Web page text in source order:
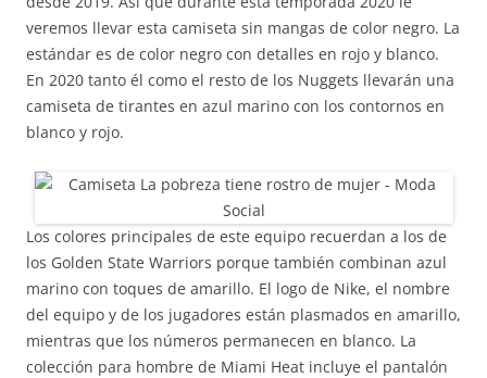
veremos llevar esta camiseta sin mangas de color negro. La
estándar es de color negro con detalles en rojo y blanco.
En 2020 tanto él como el resto de los Nuggets llevarán una
camiseta de tirantes en azul marino con los contornos en
blanco y rojo.
Los colores principales de este equipo recuerdan a los de
los Golden State Warriors porque también combinan azul
marino con toques de amarillo. El logo de Nike, el nombre
del equipo y de los jugadores están plasmados en amarillo,
mientras que los números permanecen en blanco. La
colección para hombre de Miami Heat incluye el pantalón